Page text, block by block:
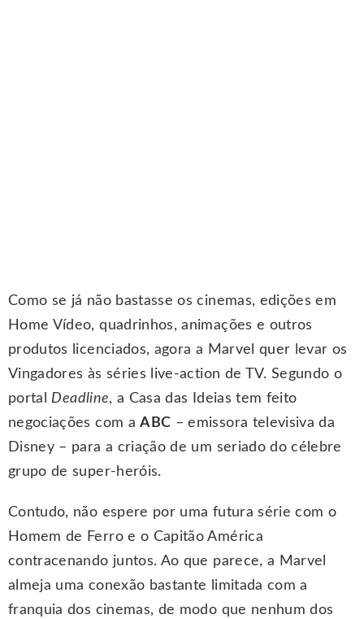
Como se já não bastasse os cinemas, edições em
Home Vídeo, quadrinhos, animações e outros
produtos licenciados, agora a Marvel quer levar os
Vingadores às séries live-action de TV. Segundo o
portal Deadline, a Casa das Ideias tem feito
negociações com aABC – emissora televisiva da
Disney – para a criação de um seriado do célebre
grupo de super-heróis.
Contudo, não espere por uma futura série com o
Homem de Ferro e o Capitão América
contracenando juntos. Ao que parece, a Marvel
almeja uma conexão bastante limitada com a
franquia dos cinemas, de modo que nenhum dos